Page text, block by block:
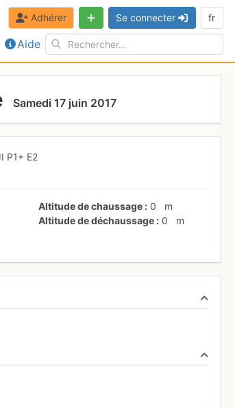
Aide
Adhérer Se connecter fr
Samedi 17 juin 2017
II P1+ E2
Altitude de chaussage 0
m
Altitude de déchaussage
0 m